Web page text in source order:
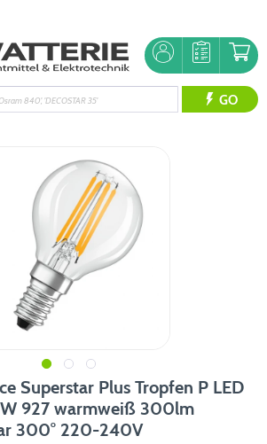
GO
Superstar Plus Tropfen P LED
927 warmweiß 300lm
300° 220-240V